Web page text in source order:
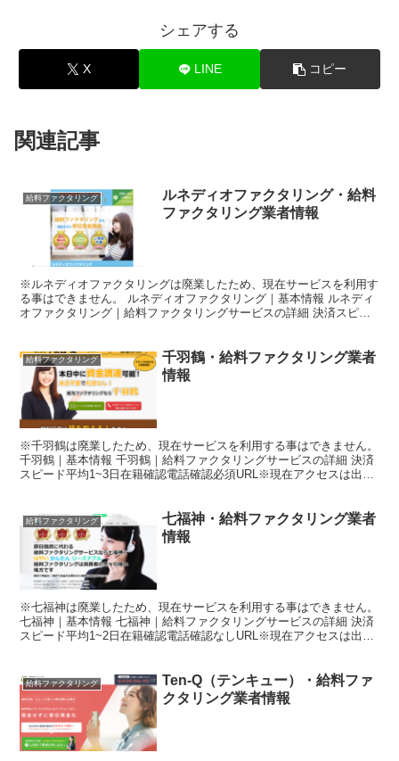
シェアする
X LINE コピー
関連記事
給料ファクタリング
ルネディオファクタリング・給料
ファクタリング業者情報
※ルネディオファクタリングは廃業したため、現在サービスを利用す
る事はできません。 ルネディオファクタリング｜基本情報 ルネディ
オファクタリング｜給料ファクタリングサービスの詳細 決済スピー
給料ファクタリング
千羽鶴・給料ファクタリング業者
情報
※千羽鶴は廃業したため、現在サービスを利用する事はできません。
千羽鶴｜基本情報 千羽鶴｜給料ファクタリングサービスの詳細 決済
スピード平均1~3日在籍確認電話確認必須URL※現在アクセスは出来
給料ファクタリング
七福神・給料ファクタリング業者
情報
※七福神は廃業したため、現在サービスを利用する事はできません。
七福神｜基本情報 七福神｜給料ファクタリングサービスの詳細 決済
スピード平均1~2日在籍確認電話確認なしURL※現在アクセスは出来
給料ファクタリング
Ten-Q（テンキュー）・給料ファ
クタリング業者情報